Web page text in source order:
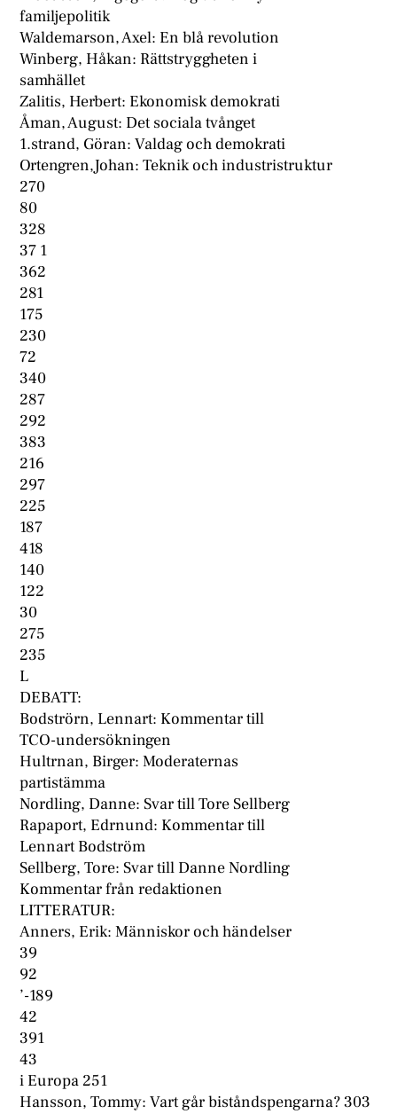
familjepolitik
Waldemarson, Axel: En blå revolution
Winberg, Håkan: Rättstryggheten i
samhället
Zalitis, Herbert: Ekonomisk demokrati
Åman, August: Det sociala tvånget
1.strand, Göran: Valdag och demokrati
Ortengren,Johan: Teknik och industristruktur
270
80
328
37 1
362
281
175
230
72
340
287
292
383
216
297
225
187
418
140
122
30
275
235
L
DEBATT:
Bodströrn, Lennart: Kommentar till
TCO-undersökningen
Hultrnan, Birger: Moderaternas
partistämma
Nordling, Danne: Svar till Tore Sellberg
Rapaport, Edrnund: Kommentar till
Lennart Bodström
Sellberg, Tore: Svar till Danne Nordling
Kommentar från redaktionen
LITTERATUR:
Anners, Erik: Människor och händelser
39
92
’-189
42
391
43
i Europa 251
Hansson, Tommy: Vart går biståndspengarna? 303